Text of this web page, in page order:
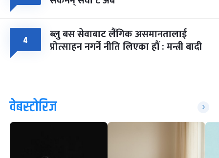
४ ब्लु बस सेवाबाट लैंगिक असमानतालाई
प्रोत्साहन नगर्ने नीति लिएका हौं : मन्त्री बादी
वेबस्टोरिज